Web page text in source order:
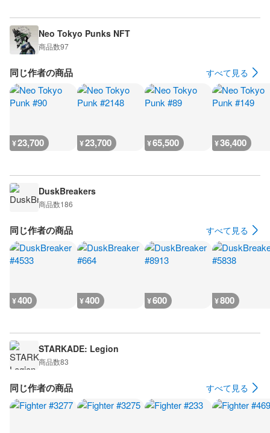
Neo Tokyo Punks NFT
商品数97
同じ作者の商品 すべて見る
¥23,700 ¥23,700 ¥65,500 ¥36,400
DuskBreakers
商品数186
同じ作者の商品 すべて見る
¥400 ¥400 ¥600 ¥800
STARKADE: Legion
商品数83
同じ作者の商品 すべて見る